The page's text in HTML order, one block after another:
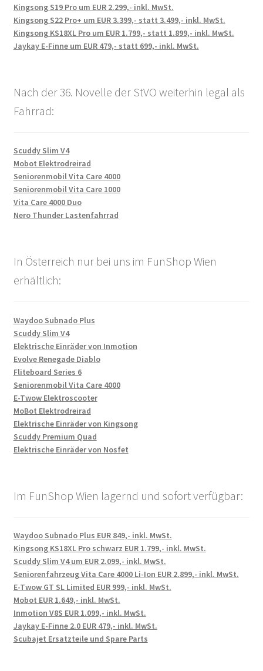
Kingsong S19 Pro um EUR 2.299,- inkl. MwSt.
Kingsong S22 Pro+ um EUR 3.399,- statt 3.499,- inkl. MwSt.
Kingsong KS18XL Pro um EUR 1.799,- statt 1.899,- inkl. MwSt.
Jaykay E-Finne um EUR 479,- statt 699,- inkl. MwSt.
Nach der 36. Novelle der StVO weiterhin legal als
Fahrrad:
Scuddy Slim V4
Mobot Elektrodreirad
Seniorenmobil Vita Care 4000
Seniorenmobil Vita Care 1000
Vita Care 4000 Duo
Nero Thunder Lastenfahrrad
In Österreich nur bei uns im FunShop Wien
erhältlich:
Waydoo Subnado Plus
Scuddy Slim V4
Elektrische Einräder von Inmotion
Evolve Renegade Diablo
Fliteboard Series 6
Seniorenmobil Vita Care 4000
E-Twow Elektroscooter
MoBot Elektrodreirad
Elektrische Einräder von Kingsong
Scuddy Premium Quad
Elektrische Einräder von Nosfet
Im FunShop Wien lagernd und sofort verfügbar:
Waydoo Subnado Plus EUR 849,- inkl. MwSt.
Kingsong KS18XL Pro schwarz EUR 1.799,- inkl. MwSt.
Scuddy Slim V4 um EUR 2.099,- inkl. MwSt.
Seniorenfahrzeug Vita Care 4000 Li-Ion EUR 2.899,- inkl. MwSt.
E-Twow GT SL Limited EUR 999,- inkl. MwSt.
Mobot EUR 1.649,- inkl. MwSt.
Inmotion V8S EUR 1.099,- inkl. MwSt.
Jaykay E-Finne 2.0 EUR 479,- inkl. MwSt.
Scubajet Ersatzteile und Spare Parts